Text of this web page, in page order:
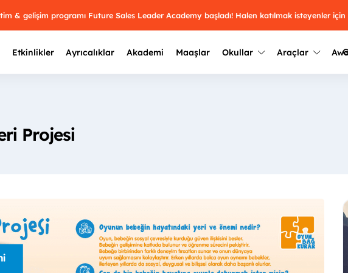
& gelişim programı Future Sales Leader Academy başladı! Halen katılmak isteyenler
Etkinlikler Ayrıcalıklar Akademi Maaşlar Okullar
Farklı liseleri incele ve
Araçlar
Projesi